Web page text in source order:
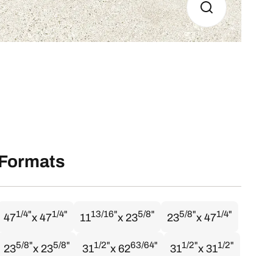
471/4"x 471/4" 1113/16"x 235/8" 235/8"x 471/4"
235/8"x 235/8" 311/2"x 6263/64" 311/2"x 311/2"